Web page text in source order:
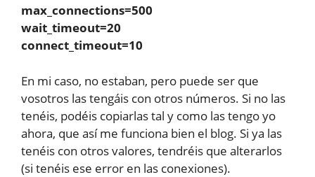
max_connections=500
wait_timeout=20
connect_timeout=10
En mi caso, no estaban, pero puede ser que
vosotros las tengáis con otros números. Si no las
tenéis, podéis copiarlas tal y como las tengo yo
ahora, que así me funciona bien el blog. Si ya las
tenéis con otros valores, tendréis que alterarlos
(si tenéis ese error en las conexiones).